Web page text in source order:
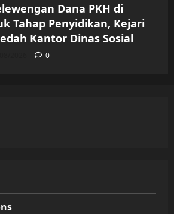
Dana PKH di
Tahap Penyidikan, Kejari
Kantor Dinas Sosial
0